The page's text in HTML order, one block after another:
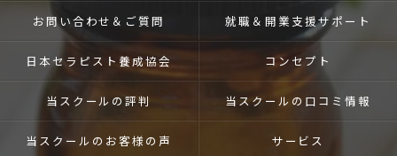
お問い合わせ＆ご質問 就職＆開業支援サポート
日本セラピスト養成協会 コンセプト
当スクールの評判 当スクールの口コミ情報
当スクールのお客様の声 サービス